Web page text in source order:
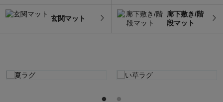
玄関マット
廊下敷き/階
段マット